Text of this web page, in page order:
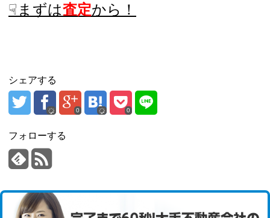
査定
シェアする
0 0
フォローする